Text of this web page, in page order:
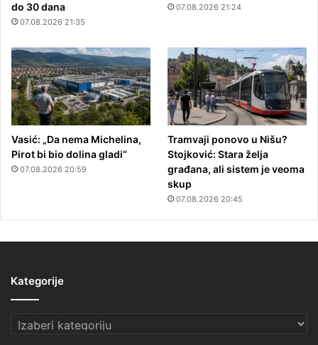
do 30 dana
07.08.2026 21:35
07.08.2026 21:24
Vasić: „Da nema Michelina,
Pirot bi bio dolina gladi“
07.08.2026 20:59
Tramvaji ponovo u Nišu?
Stojković: Stara želja
građana, ali sistem je veoma
skup
07.08.2026 20:45
Kategorije
Kategorije